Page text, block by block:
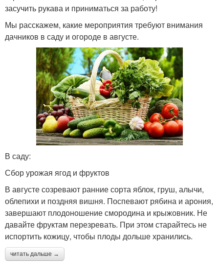
засучить рукава и приниматься за работу!
Мы расскажем, какие мероприятия требуют внимания
дачников в саду и огороде в августе.
В саду:
Сбор урожая ягод и фруктов
В августе созревают ранние сорта яблок, груш, алычи,
облепихи и поздняя вишня. Поспевают рябина и арония,
завершают плодоношение смородина и крыжовник. Не
давайте фруктам перезревать. При этом старайтесь не
испортить кожицу, чтобы плоды дольше хранились.
читать дальше →